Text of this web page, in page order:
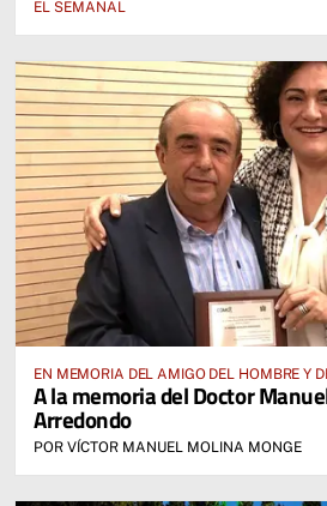
EL SEMANAL
EN MEMORIA DEL AMIGO DEL HOMBRE Y
A la memoria del Doctor Manuel Bujaldón
Arredondo
POR VÍCTOR MANUEL MOLINA MONGE